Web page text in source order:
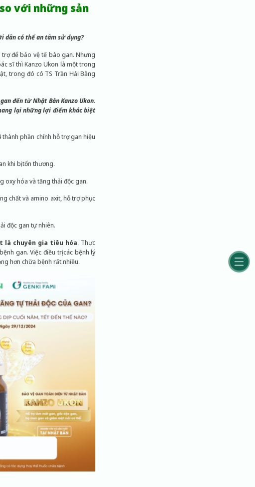
với những sản
dân có thể an tâm sử dụng?
để bảo vệ tế bào gan. Nhưng
sĩ thì Kanzo Ukon là một trong
trong đó có TS Trần Hải Bằng
đến từ Nhật Bản Kanzo Ukon.
lại những lợi điểm khác biệt
phần chính hỗ trợ gan hiệu
khi bị tổn thương.
oxy hóa và tăng thải độc gan.
chất và amino axit, hỗ trợ phục
độc gan tự nhiên.
là chuyên gia tiêu hóa. Thực
gan. Việc điều trị các bệnh lý
hơn chữa bệnh rất nhiều.